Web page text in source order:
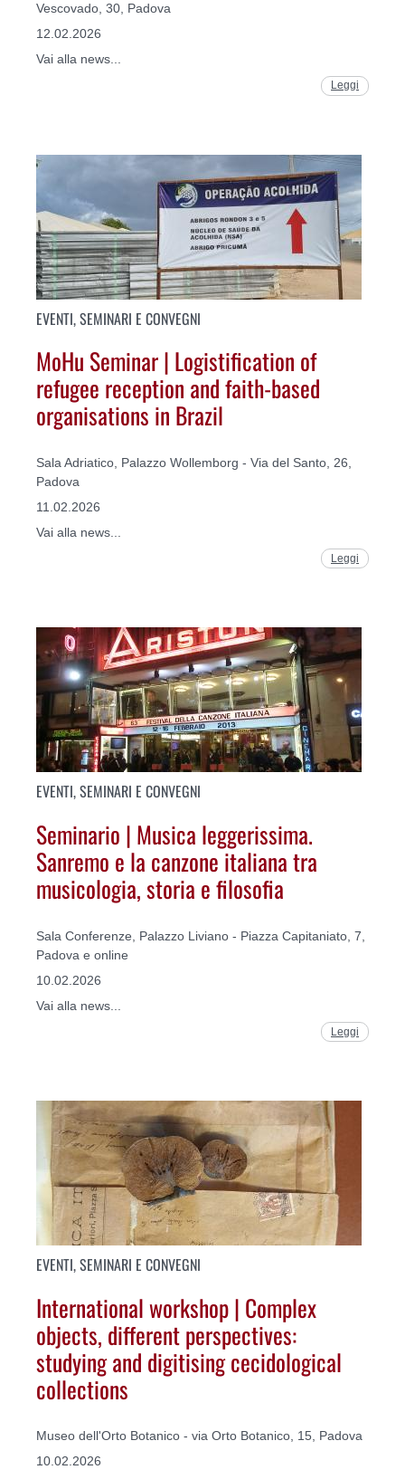
Vescovado, 30, Padova
12.02.2026
Vai alla news...
Leggi
EVENTI, SEMINARI E CONVEGNI
MoHu Seminar | Logistification of
refugee reception and faith-based
organisations in Brazil
Sala Adriatico, Palazzo Wollemborg - Via del Santo, 26,
Padova
11.02.2026
Vai alla news...
Leggi
EVENTI, SEMINARI E CONVEGNI
Seminario | Musica leggerissima.
Sanremo e la canzone italiana tra
musicologia, storia e filosofia
Sala Conferenze, Palazzo Liviano - Piazza Capitaniato, 7,
Padova e online
10.02.2026
Vai alla news...
Leggi
EVENTI, SEMINARI E CONVEGNI
International workshop | Complex
objects, different perspectives:
studying and digitising cecidological
collections
Museo dell'Orto Botanico - via Orto Botanico, 15, Padova
10.02.2026